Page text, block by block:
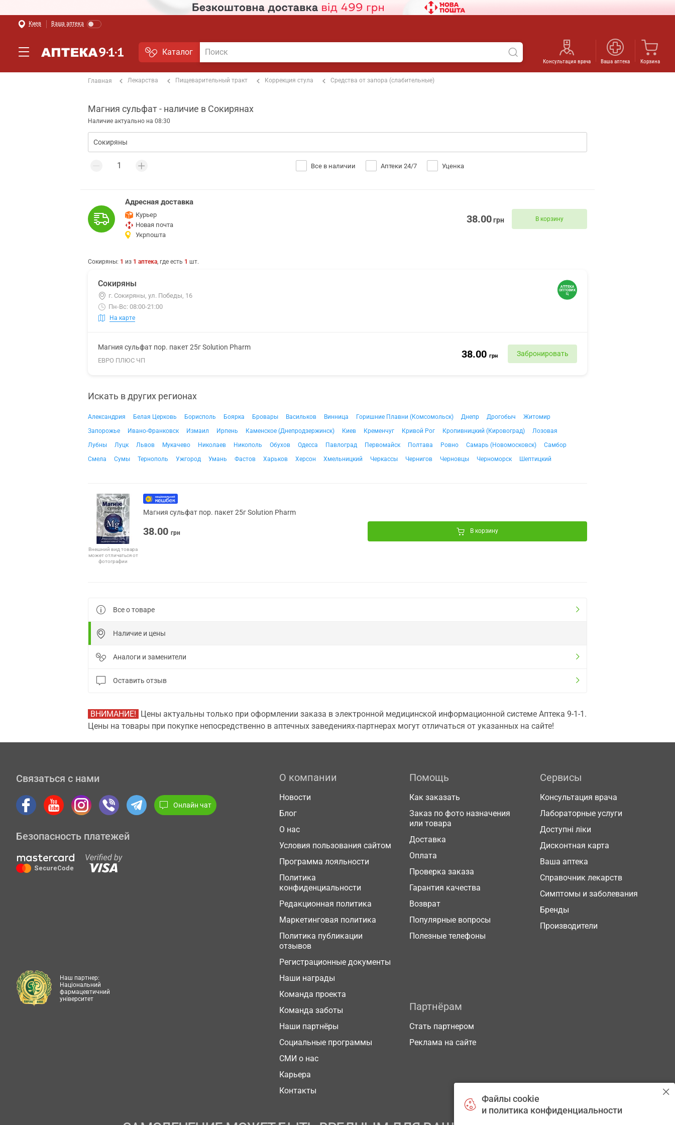
Киев Ваша аптека
Каталог
Консультация врача Ваша аптека Корзина
Главная Лекарства Пищеварительный тракт Коррекция стула Средства от запора (слабительные)
Магния сульфат - наличие в Сокирянах
Наличие актуально на 08:30
Все в наличии Аптеки 24/7 Уценка
Адресная доставка
Курьер
Новая почта
Укрпошта
38.00грн В корзину
Сокиряны: 1 из 1 аптека, где есть 1 шт.
Сокиряны
г. Сокиряны, ул. Победы, 16
Пн-Вс: 08:00-21:00
На карте
Магния сульфат пор. пакет 25г Solution Pharm
ЕВРО ПЛЮС ЧП
38.00 грн Забронировать
Искать в других регионах
Александрия Белая Церковь Борисполь Боярка Бровары Васильков Винница Горишние Плавни (Комсомольск) Днепр Дрогобыч
Житомир
Запорожье
Ивано-Франковск Измаил Ирпень Каменское (Днепродзержинск) Киев Кременчуг Кривой Рог Кропивницкий (Кировоград)
Лозовая
Лубны
Луцк Львов Мукачево Николаев Никополь Обухов Одесса Павлоград Первомайск Полтава Ровно Самарь (Новомосковск)
Самбор
Смела
Сумы Тернополь Ужгород Умань Фастов Харьков Херсон Хмельницкий Черкассы Чернигов Черновцы Черноморск Шептицкий
Внешний вид товара
может отличаться от
фотографии
Магния сульфат пор. пакет 25г Solution Pharm
38.00 грн В корзину
Все о товаре
Наличие и цены
Аналоги и заменители
Оставить отзыв
ВНИМАНИЕ! Цены актуальны только при оформлении заказа в электронной медицинской информационной системе Аптека 9-1-1.
Цены на товары при покупке непосредственно в аптечных заведениях-партнерах могут отличаться от указанных на сайте!
Связаться с нами
Онлайн чат
Безопасность платежей
О компании
Новости
Блог
О нас
Условия пользования сайтом
Программа лояльности
Политика
конфиденциальности
Редакционная политика
Маркетинговая политика
Политика публикации
отзывов
Регистрационные документы
Наши награды
Команда проекта
Команда заботы
Наши партнёры
Социальные программы
СМИ о нас
Карьера
Контакты
Помощь
Как заказать
Заказ по фото назначения
или товара
Доставка
Оплата
Проверка заказа
Гарантия качества
Возврат
Популярные вопросы
Полезные телефоны
Сервисы
Консультация врача
Лабораторные услуги
Доступні ліки
Дисконтная карта
Ваша аптека
Справочник лекарств
Симптомы и заболевания
Бренды
Производители
Партнёрам
Стать партнером
Реклама на сайте
Наш партнер:
Національний
фармацевтичний
університет
Файлы cookie
и политика конфиденциальности